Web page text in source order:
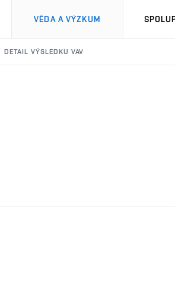
VĚDA A VÝZKUM
DETAIL VÝSLEDKU VAV